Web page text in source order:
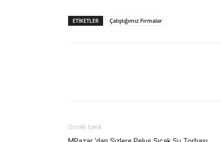
ETIKETLER Çalıştığımız Firmalar
Önceki İçerik